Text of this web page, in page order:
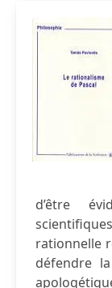
d’être
rationnelle
défendre